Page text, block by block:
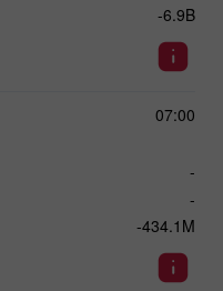
-6.9B
07:00
-
-
-434.1M